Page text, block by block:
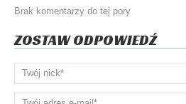
Brak komentarzy do tej pory
ZOSTAW ODPOWIEDŹ